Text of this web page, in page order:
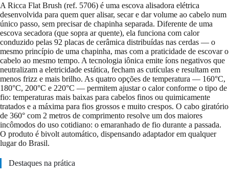
A Ricca Flat Brush (ref. 5706) é uma escova alisadora elétrica
desenvolvida para quem quer alisar, secar e dar volume ao cabelo num
único passo, sem precisar de chapinha separada. Diferente de uma
escova secadora (que sopra ar quente), ela funciona com calor
conduzido pelas 92 placas de cerâmica distribuídas nas cerdas — o
mesmo princípio de uma chapinha, mas com a praticidade de escovar o
cabelo ao mesmo tempo. A tecnologia iônica emite íons negativos que
neutralizam a eletricidade estática, fecham as cutículas e resultam em
menos frizz e mais brilho. As quatro opções de temperatura — 160°C,
180°C, 200°C e 220°C — permitem ajustar o calor conforme o tipo de
fio: temperaturas mais baixas para cabelos finos ou quimicamente
tratados e a máxima para fios grossos e muito crespos. O cabo giratório
de 360° com 2 metros de comprimento resolve um dos maiores
incômodos do uso cotidiano: o emaranhado de fio durante a passada.
O produto é bivolt automático, dispensando adaptador em qualquer
lugar do Brasil.
Destaques na prática